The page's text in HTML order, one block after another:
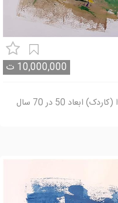
10,000,000 ت
از مجموعه جایی در ایران اکرلیک روی مقوا (کاردک) ابعاد 50 در 70 سال